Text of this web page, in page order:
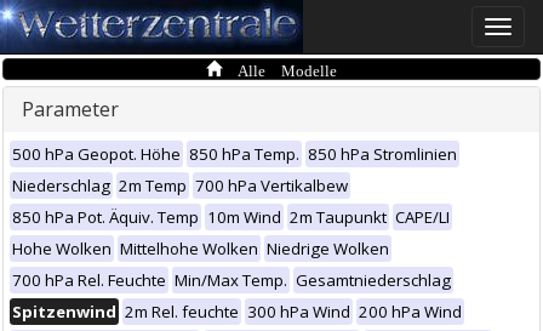
Toggle
Alle Modelle
Parameter
500 hPa Geopot. Höhe 850 hPa Temp. 850 hPa Stromlinien
Niederschlag 2m Temp 700 hPa Vertikalbew
850 hPa Pot. Äquiv. Temp 10m Wind 2m Taupunkt CAPE/LI
Hohe Wolken Mittelhohe Wolken Niedrige Wolken
700 hPa Rel. Feuchte Min/Max Temp. Gesamtniederschlag
Spitzenwind 2m Rel. feuchte 300 hPa Wind 200 hPa Wind